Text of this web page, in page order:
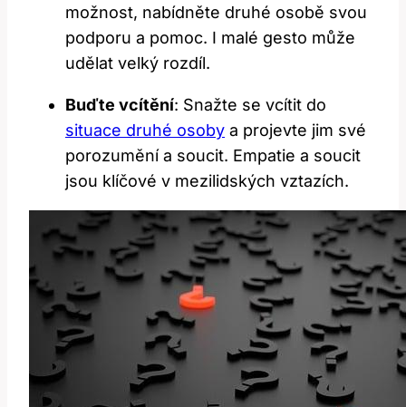
možnost, ​nabídněte⁣ druhé osobě svou
podporu⁤ a pomoc. I ‍malé gesto může
udělat velký rozdíl.
Buďte⁤ vcítění: Snažte se vcítit do
situace druhé osoby ‌a projevte⁣ jim ⁣své
porozumění‍ a soucit. Empatie‍ a soucit
jsou klíčové v mezilidských ‍vztazích.